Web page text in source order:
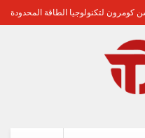
لتكنولوجيا الطاقة المحدودة